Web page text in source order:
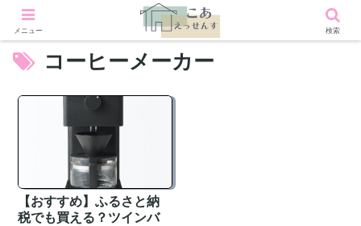
コーヒーメーカー
【おすすめ】ふるさと納
税でも買える？ツインバ
メニュー 検索